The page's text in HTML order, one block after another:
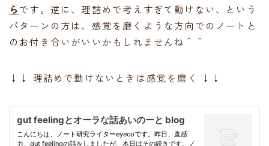
ら です。逆に、理詰めで考えすぎて動けない、という
パターンの方は、感覚を磨くような方向でのノートと
のお付き合いがいいかもしれませんね＾＾
↓↓ 理詰めで動けないときは感覚を磨く ↓↓